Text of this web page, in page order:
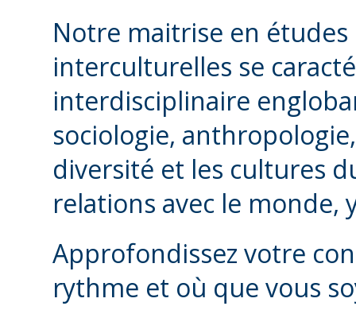
Notre maitrise en
interculturelles se
interdisciplinaire
sociologie,
diversité et les cultures
relations avec le monde,
Approfondissez votre
rythme et où que vous